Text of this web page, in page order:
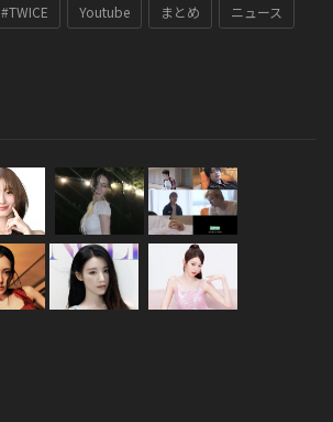
#TWICE Youtube まとめ ニュース